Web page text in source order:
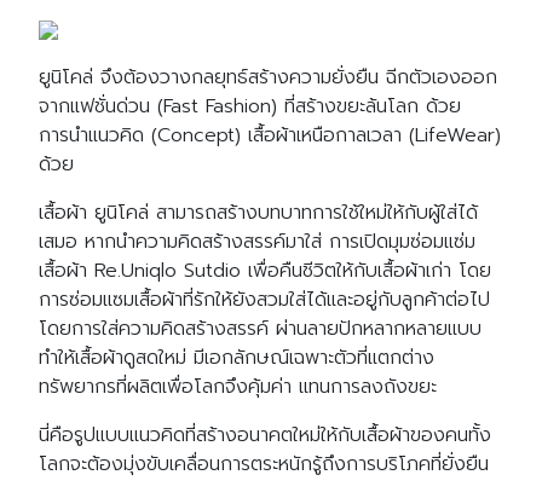
ยูนิโคล่ จึงต้องวางกลยุทธ์สร้างความยั่งยืน ฉีกตัวเองออก
จากแฟชั่นด่วน (Fast Fashion) ที่สร้างขยะล้นโลก ด้วย
การนำแนวคิด (Concept) เสื้อผ้าเหนือกาลเวลา (LifeWear)
ด้วย
เสื้อผ้า ยูนิโคล่ สามารถสร้างบทบาทการใช้ใหม่ให้กับผู้ใส่ได้
เสมอ หากนำความคิดสร้างสรรค์มาใส่ การเปิดมุมซ่อมแซ่ม
เสื้อผ้า Re.Uniqlo Sutdio เพื่อคืนชีวิตให้กับเสื้อผ้าเก่า โดย
การซ่อมแซมเสื้อผ้าที่รักให้ยังสวมใส่ได้และอยู่กับลูกค้าต่อไป
โดยการใส่ความคิดสร้างสรรค์ ผ่านลายปักหลากหลายแบบ
ทำให้เสื้อผ้าดูสดใหม่ มีเอกลักษณ์เฉพาะตัวที่แตกต่าง
ทรัพยากรที่ผลิตเพื่อโลกจึงคุ้มค่า แทนการลงถังขยะ
นี่คือรูปแบบแนวคิดที่สร้างอนาคตใหม่ให้กับเสื้อผ้าของคนทั้ง
โลกจะต้องมุ่งขับเคลื่อนการตระหนักรู้ถึงการบริโภคที่ยั่งยืน